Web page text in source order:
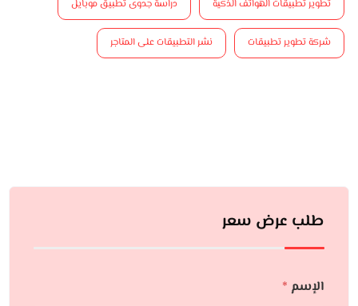
تطوير تطبيقات الهواتف الذكية دراسة جدوى تطبيق موبايل
شركة تطوير تطبيقات نشر التطبيقات على المتاجر
طلب عرض سعر
الإسم *